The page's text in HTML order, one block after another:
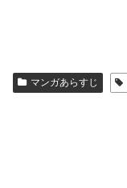
マンガあらすじ